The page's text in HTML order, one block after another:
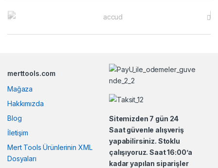
C
merttools.com
Mağaza
Hakkımızda
Blog
İletişim
Mert Tools Ürünlerinin XML
Dosyaları
Sitemizden 7 gün 24
Saat güvenle alışveriş
yapabilirsiniz. Stoklu
çalışıyoruz. Saat 16:00’a
kadar yapılan siparişler